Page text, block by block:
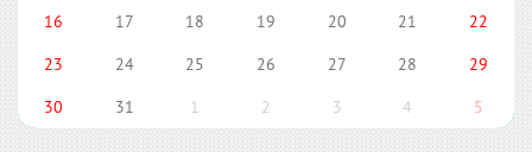
16
17 18 19 20 21
22
23
24 25 26 27 28
29
30
31 1 2 3 4 5